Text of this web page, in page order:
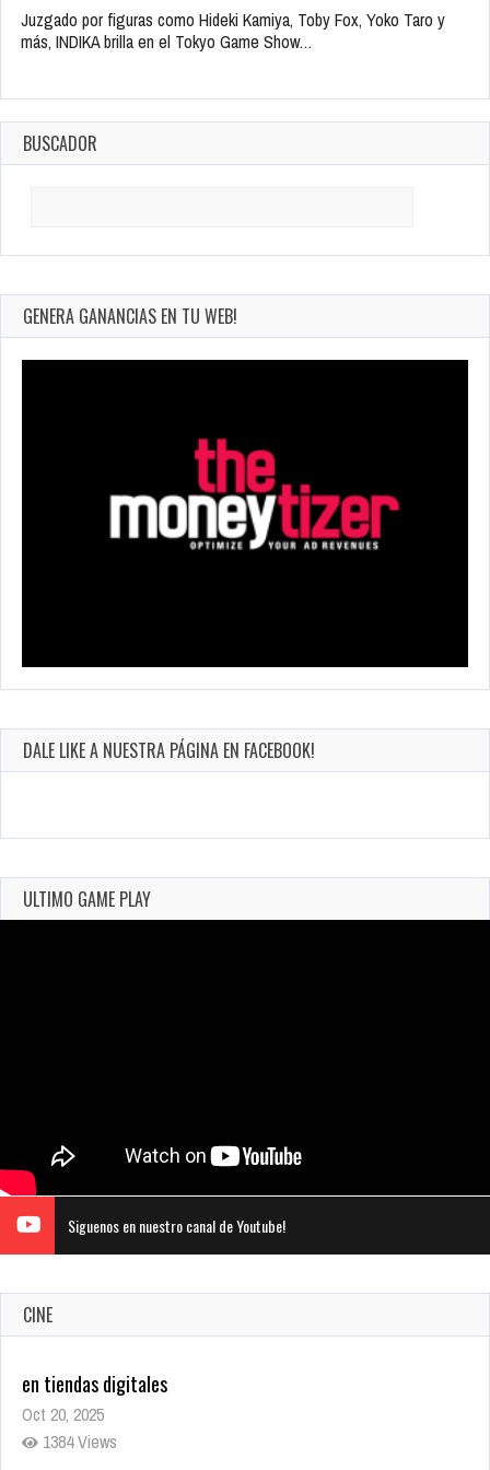
Juzgado por figuras como Hideki Kamiya, Toby Fox, Yoko Taro y
más, INDIKA brilla en el Tokyo Game Show…
BUSCADOR
GENERA GANANCIAS EN TU WEB!
DALE LIKE A NUESTRA PÁGINA EN FACEBOOK!
ULTIMO GAME PLAY
Siguenos en nuestro canal de Youtube!
CINE
Warner Bros. lleva a las tiendas digitales su racha de
registros con sus últimas 6 películas